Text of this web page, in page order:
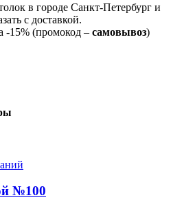
в городе Санкт-Петербург и
с доставкой.
-15% (промокод – самовывоз)
№100